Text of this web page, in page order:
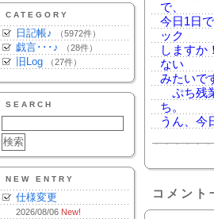
CATEGORY
日記帳♪ （5972件）
戯言･･･♪ （28件）
旧Log （27件）
SEARCH
NEW ENTRY
仕様変更
2026/08/06 New!
で、
今日1日
ック
しますか
ない
みたいで
ぷち残
ち。
うん、今
コメント